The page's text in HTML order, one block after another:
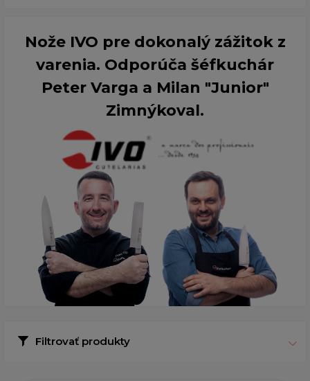
Nože IVO pre dokonalý zážitok z
varenia. Odporúča šéfkuchár
Peter Varga a Milan "Junior"
Zimnýkoval.
Filtrovať produkty